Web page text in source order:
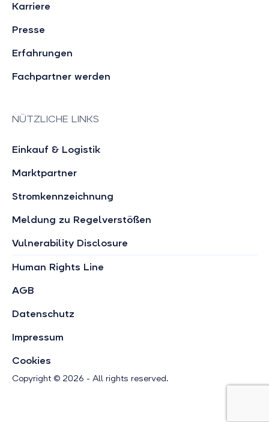
Karriere
Presse
Erfahrungen
Fachpartner werden
NÜTZLICHE LINKS
Einkauf & Logistik
Marktpartner
Stromkennzeichnung
Meldung zu Regelverstößen
Vulnerability Disclosure
Copyright © 2026 - All rights reserved.
Human Rights Line
AGB
Datenschutz
Impressum
Cookies